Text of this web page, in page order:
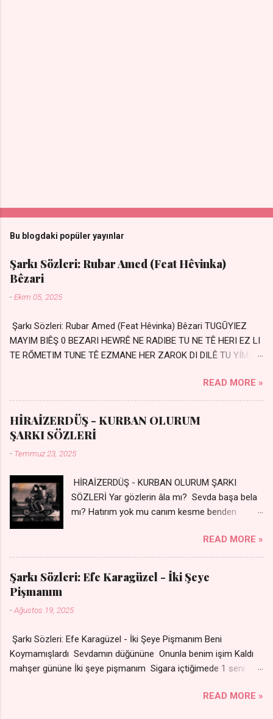
Bu blogdaki popüler yayınlar
Şarkı Sözleri: Rubar Amed (Feat Hêvinka)
Bêzari
-Ekim 05, 2025
Şarkı Sözleri: Rubar Amed (Feat Hêvinka) Bêzari TUGŪYIEZ
MAYIM BIÊŞ 0 BEZARI HEWRÊ NE RADIBE TU NE TÊ HERI EZ LI
TE RŐMETIM TUNE TÊ EZMANE HER ZAROK DI DILÊ TU YÍMIN
Silinmis yarıda. Hasretin yel gibi Eser yar içimden Bir kıza sevdalı
Yaralı adamım. Sensizlik bir hançer Geceler susmuyor Yaralı
kalbimde Bir sızı durmuyor Tu yi bihare min Ez ji payizim Li
dile şevên min Teng e nefes im Adını sayıklar Uykusuz
geceler Sensiz her sabahım Sessiz ve kederli
READ MORE »
HİRAİZERDÜŞ - KURBAN OLURUM
ŞARKI SÖZLERİ
- Temmuz 23, 2025
HİRAİZERDÜŞ - KURBAN OLURUM ŞARKI
SÖZLERİ Yar gözlerin âla mı? Sevda başa bela
mı? Hatırım yok mu canım kesme benden
dünyayı durdururum Ben sana yoldaş olurum
kurban olurum.. - Sen gülümse bi yol bulurum
Yaslanırsan dağ olurum Ben sana sevda olurum
kurban olurum Can canım cananım Yar gözlerin
almış Sen de bana varman mı? - Sen üzülme bi
yoldaş olurum kurban olurum.. - Sen gülümse
bi yol bulurum Yaslanırsan dağ olurum Ben
sana sevda olurum kurban olurum Can canım
READ MORE »
Şarkı Sözleri: Efe Karagüzel - İki Şeye
Pişmanım
-Ağustos 19, 2025
Şarkı Sözleri: Efe Karagüzel - İki Şeye Pişmanım Beni
Koymamışlardı Sevdamın düğününe Onunla benim işim Kaldı
mahşer gününe İki şeye pişmanım Sigara içtiğimede 1 seni
Sensizde duramıyom Sigaradan vazgeçtim SendenREAD MORE »